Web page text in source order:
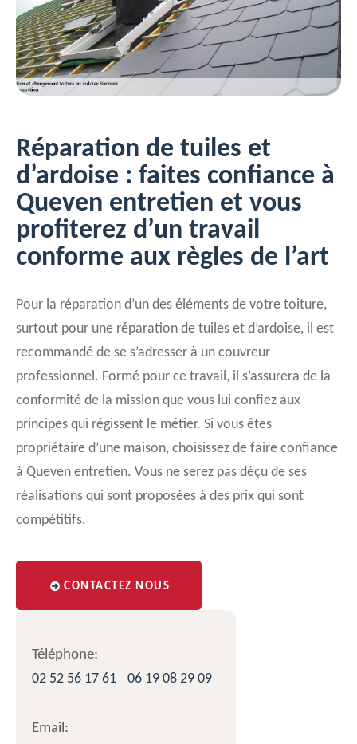
Réparation de tuiles et
d’ardoise : faites confiance à
Queven entretien et vous
profiterez d’un travail
conforme aux règles de l’art
Pour la réparation d’un des éléments de votre toiture,
surtout pour une réparation de tuiles et d’ardoise, il est
recommandé de se s’adresser à un couvreur
professionnel. Formé pour ce travail, il s’assurera de la
conformité de la mission que vous lui confiez aux
principes qui régissent le métier. Si vous êtes
propriétaire d’une maison, choisissez de faire confiance
à Queven entretien. Vous ne serez pas déçu de ses
réalisations qui sont proposées à des prix qui sont
compétitifs.
CONTACTEZ NOUS
Téléphone:
02 52 56 17 61
06 19 08 29 09
Email: